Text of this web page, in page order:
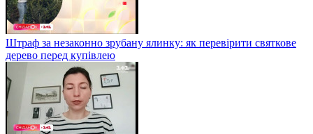
Штраф за незаконно зрубану ялинку: як перевірити святкове
дерево перед купівлею